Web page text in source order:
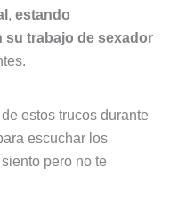
, estando
trabajo de sexador
estos trucos durante
escuchar los
pero no te